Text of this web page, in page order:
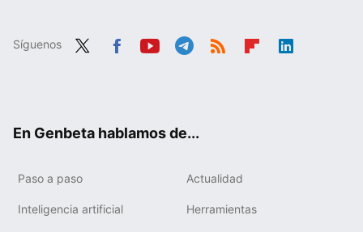
Síguenos
En Genbeta hablamos de...
Paso a paso Actualidad
Inteligencia artificial Herramientas